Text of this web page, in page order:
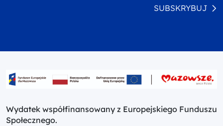
SUBSKRYBUJ
Wydatek współfinansowany z Europejskiego Funduszu
Społecznego.